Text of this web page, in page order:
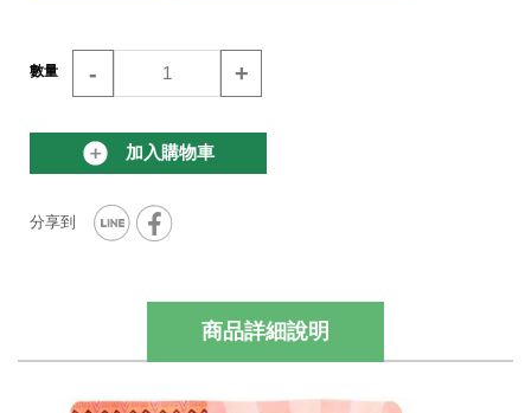
數量 - +
加入購物車
商品詳細說明